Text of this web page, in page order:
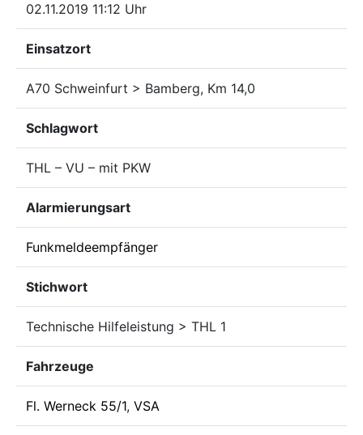
02.11.2019 11:12 Uhr
Einsatzort
A70 Schweinfurt > Bamberg, Km 14,0
Schlagwort
THL – VU – mit PKW
Alarmierungsart
Funkmeldeempfänger
Stichwort
Technische Hilfeleistung > THL 1
Fahrzeuge
Fl. Werneck 55/1, VSA